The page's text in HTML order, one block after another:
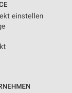
einstellen